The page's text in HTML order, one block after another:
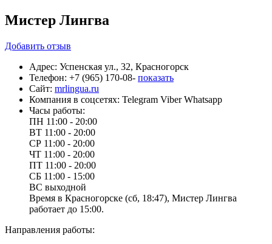
Мистер Лингва
Добавить отзыв
Адрес: Успенская ул., 32, Красногорск
Телефон: +7 (965) 170-08- показать
Сайт: mrlingua.ru
Компания в соцсетях: Telegram Viber Whatsapp
Часы работы:
ПН 11:00 - 20:00
ВТ 11:00 - 20:00
СР 11:00 - 20:00
ЧТ 11:00 - 20:00
ПТ 11:00 - 20:00
СБ 11:00 - 15:00
ВС выходной
Время в Красногорске (сб, 18:47), Мистер Лингва
работает до 15:00.
Направления работы: